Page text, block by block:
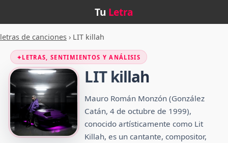
Tu Letra
letras de canciones › LIT killah
✦LETRAS, SENTIMIENTOS Y ANÁLISIS
LIT killah
Mauro Román Monzón (González
Catán, 4 de octubre de 1999),
conocido artísticamente como Lit
Killah, es un cantante, compositor,